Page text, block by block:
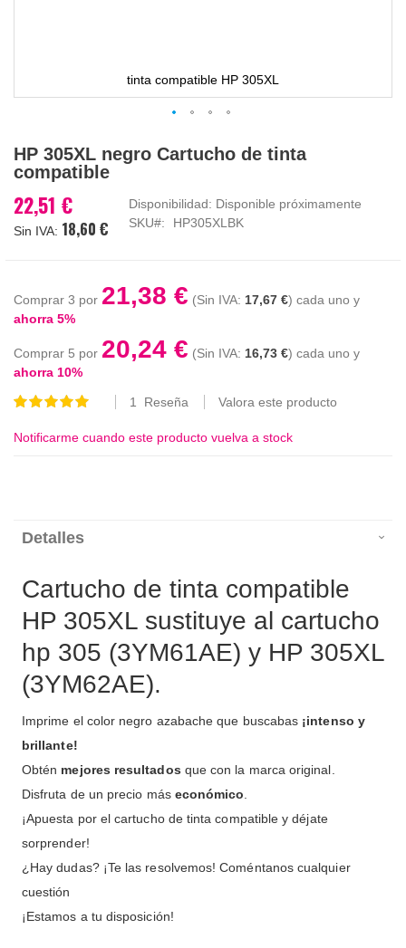
tinta compatible HP 305XL
al
comienzo
la
galería
HP 305XL negro Cartucho de tinta
compatible
22,51 €
18,60 €
Disponibilidad: Disponible próximamente
SKU
HP305XLBK
Comprar 3 por 21,38 € 17,67 € cada uno y
ahorra 5%
Comprar 5 por 20,24 € 16,73 € cada uno y
ahorra 10%
Valoración:
1 Reseña Valora este producto
Notificarme cuando este producto vuelva a stock
Detalles
Cartucho de tinta compatible
HP 305XL sustituye al cartucho
hp 305 (3YM61AE) y HP 305XL
(3YM62AE).
Imprime el color negro azabache que buscabas ¡intenso y
brillante!
Obtén mejores resultados que con la marca original.
Disfruta de un precio máseconómico
¡Apuesta por el cartucho de tinta compatible y déjate
sorprender!
¿Hay dudas? ¡Te las resolvemos! Coméntanos cualquier
cuestión
¡Estamos a tu disposición!